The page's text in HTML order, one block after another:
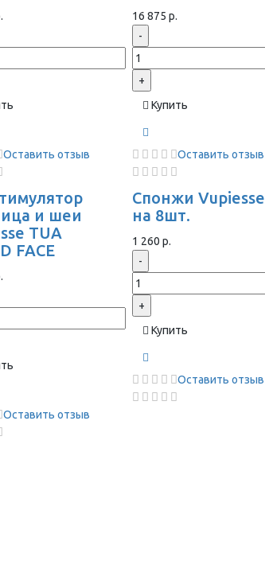
Оставить отзыв
16 875 р.
-
+
Купить
Оставить отзыв
и шеи
TUA
FACE
Оставить отзыв
Спонжи Vupiesse
на 8шт.
1 260 р.
-
+
Купить
Оставить отзыв